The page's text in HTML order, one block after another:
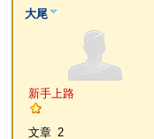
大尾
新手上路
文章 2